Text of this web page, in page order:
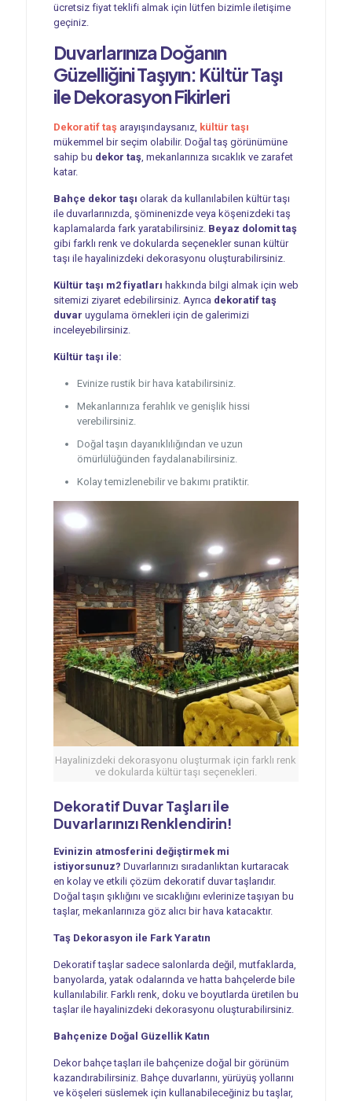
ücretsiz fiyat teklifi almak için lütfen bizimle iletişime
geçiniz.
Duvarlarınıza Doğanın
Güzelliğini Taşıyın: Kültür Taşı
ile Dekorasyon Fikirleri
Dekoratif taş arayışındaysanız, kültür taşı
mükemmel bir seçim olabilir. Doğal taş görünümüne
sahip bu dekor taş , mekanlarınıza sıcaklık ve zarafet
katar.
Bahçe dekor taşı olarak da kullanılabilen kültür taşı
ile duvarlarınızda, şöminenizde veya köşenizdeki taş
kaplamalarda fark yaratabilirsiniz. Beyaz dolomit taş
gibi farklı renk ve dokularda seçenekler sunan kültür
taşı ile hayalinizdeki dekorasyonu oluşturabilirsiniz.
Kültür taşı m2 fiyatları hakkında bilgi almak için web
sitemizi ziyaret edebilirsiniz. Ayrıca dekoratif taş
duvar uygulama örnekleri için de galerimizi
inceleyebilirsiniz.
Kültür taşı ile:
Evinize rustik bir hava katabilirsiniz.
Mekanlarınıza ferahlık ve genişlik hissi
verebilirsiniz.
Doğal taşın dayanıklılığından ve uzun
ömürlülüğünden faydalanabilirsiniz.
Kolay temizlenebilir ve bakımı pratiktir.
Hayalinizdeki dekorasyonu oluşturmak için farklı renk
ve dokularda kültür taşı seçenekleri.
Dekoratif Duvar Taşları ile
Duvarlarınızı Renklendirin!
Evinizin atmosferini değiştirmek mi
istiyorsunuz? Duvarlarınızı sıradanlıktan kurtaracak
en kolay ve etkili çözüm dekoratif duvar taşlarıdır.
Doğal taşın şıklığını ve sıcaklığını evlerinize taşıyan bu
taşlar, mekanlarınıza göz alıcı bir hava katacaktır.
Taş Dekorasyon ile Fark Yaratın
Dekoratif taşlar sadece salonlarda değil, mutfaklarda,
banyolarda, yatak odalarında ve hatta bahçelerde bile
kullanılabilir. Farklı renk, doku ve boyutlarda üretilen bu
taşlar ile hayalinizdeki dekorasyonu oluşturabilirsiniz.
Bahçenize Doğal Güzellik Katın
Dekor bahçe taşları ile bahçenize doğal bir görünüm
kazandırabilirsiniz. Bahçe duvarlarını, yürüyüş yollarını
ve köşeleri süslemek için kullanabileceğiniz bu taşlar,